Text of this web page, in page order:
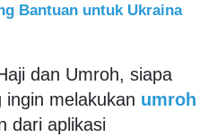
Bantuan untuk Ukraina
dan Umroh, siapa
ingin melakukan umroh
dari aplikasi